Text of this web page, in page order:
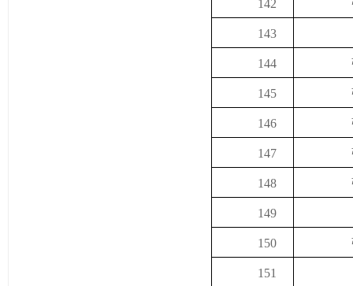
142
143
144
145
146
147
148
149
150
151